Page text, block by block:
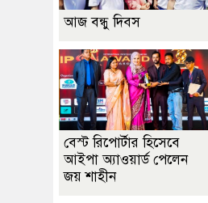
আজ বন্ধু দিবস
বেস্ট রিপোর্টার হিসেবে
আইপা অ্যাওয়ার্ড পেলেন
জয় শাহীন